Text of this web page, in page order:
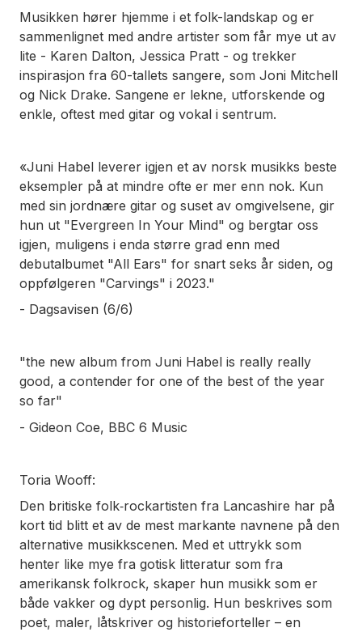
Musikken hører hjemme i et folk-landskap og er
sammenlignet med andre artister som får mye ut av
lite - Karen Dalton, Jessica Pratt - og trekker
inspirasjon fra 60-tallets sangere, som Joni Mitchell
og Nick Drake. Sangene er lekne, utforskende og
enkle, oftest med gitar og vokal i sentrum.
«Juni Habel leverer igjen et av norsk musikks beste
eksempler på at mindre ofte er mer enn nok. Kun
med sin jordnære gitar og suset av omgivelsene, gir
hun ut "Evergreen In Your Mind" og bergtar oss
igjen, muligens i enda større grad enn med
debutalbumet "All Ears" for snart seks år siden, og
oppfølgeren "Carvings" i 2023."
- Dagsavisen (6/6)
"the new album from Juni Habel is really really
good, a contender for one of the best of the year
so far"
- Gideon Coe, BBC 6 Music
Toria Wooff:
Den britiske folk‑rockartisten fra Lancashire har på
kort tid blitt et av de mest markante navnene på den
alternative musikkscenen. Med et uttrykk som
henter like mye fra gotisk litteratur som fra
amerikansk folkrock, skaper hun musikk som er
både vakker og dypt personlig. Hun beskrives som
poet, maler, låtskriver og historieforteller – en